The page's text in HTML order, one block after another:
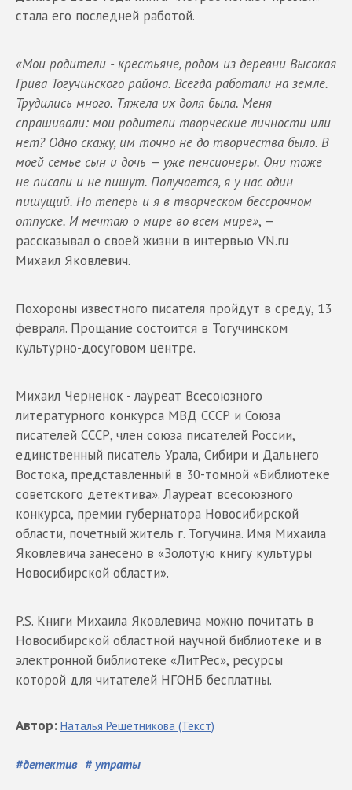
стала его последней работой.
«Мои родители - крестьяне, родом из деревни Высокая
Грива Тогучинского района. Всегда работали на земле.
Трудились много. Тяжела их доля была. Меня
спрашивали: мои родители творческие личности или
нет? Одно скажу, им точно не до творчества было. В
моей семье сын и дочь — уже пенсионеры. Они тоже
не писали и не пишут. Получается, я у нас один
пишущий. Но теперь и я в творческом бессрочном
отпуске. И мечтаю о мире во всем мире», —
рассказывал о своей жизни в интервью VN.ru
Михаил Яковлевич.
Похороны известного писателя пройдут в среду, 13
февраля. Прощание состоится в Тогучинском
культурно-досуговом центре.
Михаил Черненок - лауреат Всесоюзного
литературного конкурса МВД СССР и Союза
писателей СССР, член союза писателей России,
единственный писатель Урала, Сибири и Дальнего
Востока, представленный в 30-томной «Библиотеке
советского детектива». Лауреат всесоюзного
конкурса, премии губернатора Новосибирской
области, почетный житель г. Тогучина. Имя Михаила
Яковлевича занесено в «Золотую книгу культуры
Новосибирской области».
P.S. Книги Михаила Яковлевича можно почитать в
Новосибирской областной научной библиотеке и в
электронной библиотеке «ЛитРес», ресурсы
которой для читателей НГОНБ бесплатны.
#детектив # утраты
Автор: Наталья Решетникова (Текст)